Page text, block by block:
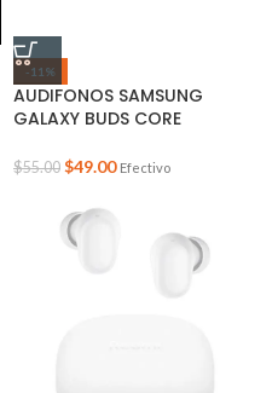
-11%
AUDIFONOS SAMSUNG
GALAXY BUDS CORE
$55.00 $49.00 Efectivo